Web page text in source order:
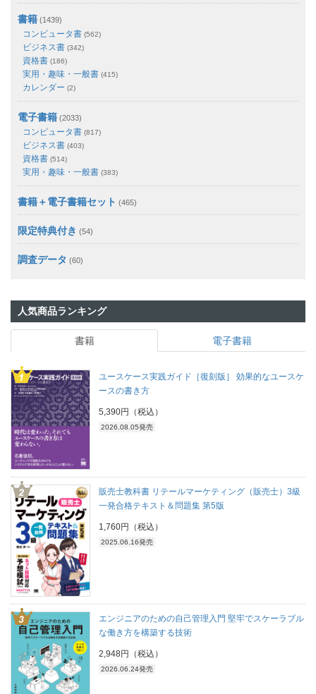
書籍 (1439)
コンピュータ書 (562)
ビジネス書 (342)
資格書 (186)
実用・趣味・一般書 (415)
カレンダー (2)
電子書籍 (2033)
コンピュータ書 (817)
ビジネス書 (403)
資格書 (514)
実用・趣味・一般書 (383)
書籍＋電子書籍セット (465)
限定特典付き (54)
調査データ (60)
人気商品ランキング
書籍 電子書籍
ユースケース実践ガイド［復刻版］ 効果的なユースケ
ースの書き方
5,390円（税込）
2026.08.05発売
販売士教科書 リテールマーケティング（販売士）3級
一発合格テキスト＆問題集 第5版
1,760円（税込）
2025.06.16発売
エンジニアのための自己管理入門 堅牢でスケーラブル
な働き方を構築する技術
2,948円（税込）
2026.06.24発売